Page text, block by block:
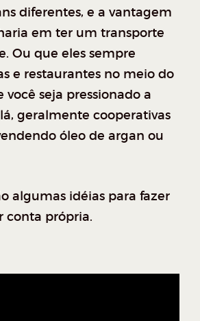
diferentes, e a vantagem
em ter um transporte
Ou que eles sempre
e restaurantes no meio do
você seja pressionado a
geralmente cooperativas
óleo de argan ou
algumas idéias para fazer
conta própria.